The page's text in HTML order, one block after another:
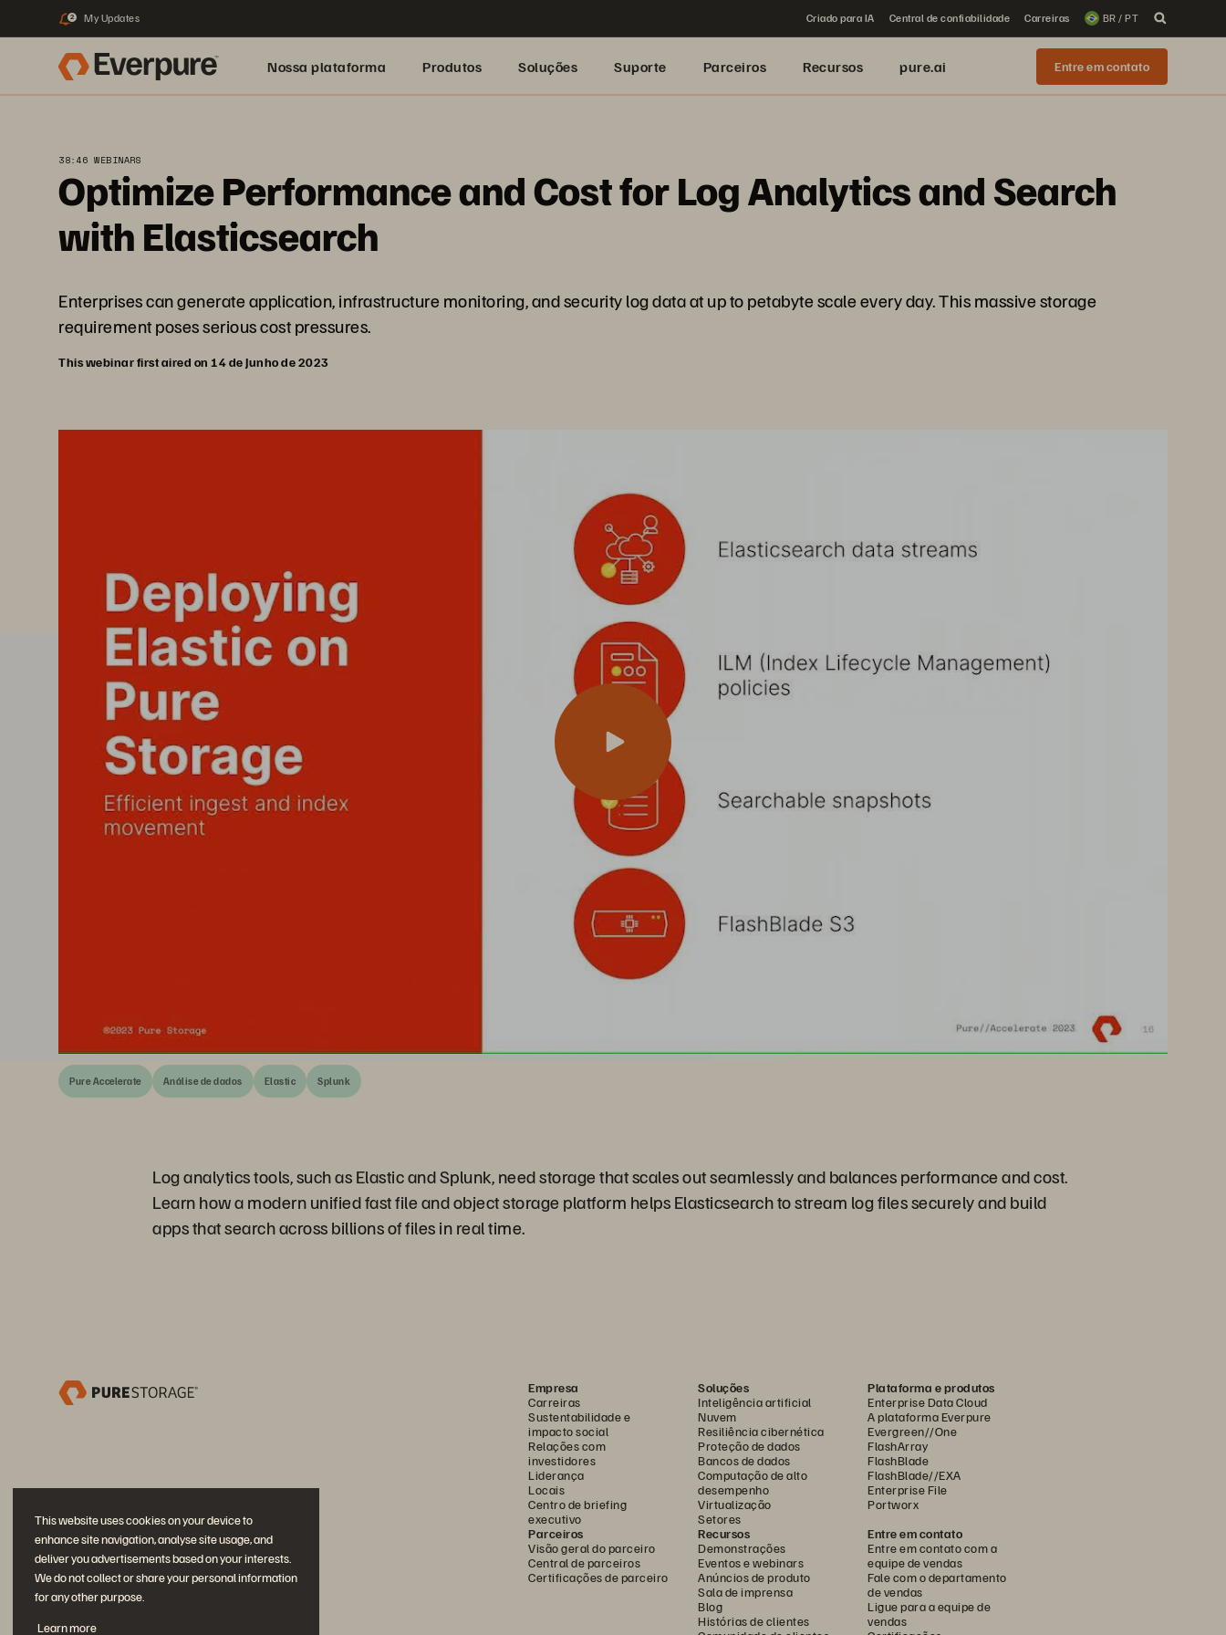
This website uses cookies on your device to
enhance site navigation, analyse site usage, and
deliver you advertisements based on your interests.
We do not collect or share your personal information
for any other purpose.
Learn more
2 My Updates Criado para IA Central de confiabilidade Carreiras BR / PT
Nossa plataforma Produtos Soluções Suporte Parceiros Recursos pure.ai Entre em contato
38:46 WEBINARS
Optimize Performance and Cost for Log Analytics and Search
with Elasticsearch
Enterprises can generate application, infrastructure monitoring, and security log data at up to petabyte scale every day. This massive storage
requirement poses serious cost pressures.
This webinar first aired on 14 de Junho de 2023
Pure Accelerate Análise de dados Elastic Splunk
Log analytics tools, such as Elastic and Splunk, need storage that scales out seamlessly and balances performance and cost.
Learn how a modern unified fast file and object storage platform helps Elasticsearch to stream log files securely and build
apps that search across billions of files in real time.
Empresa
Carreiras
Sustentabilidade e
impacto social
Relações com
investidores
Liderança
Locais
Centro de briefing
executivo
Soluções
Inteligência artificial
Nuvem
Resiliência cibernética
Proteção de dados
Bancos de dados
Computação de alto
desempenho
Virtualização
Setores
Plataforma e produtos
Enterprise Data Cloud
A plataforma Everpure
Evergreen//One
FlashArray
FlashBlade
FlashBlade//EXA
Enterprise File
Portworx
Parceiros
Visão geral do parceiro
Central de parceiros
Certificações de parceiro
Recursos
Demonstrações
Eventos e webinars
Anúncios de produto
Sala de imprensa
Blog
Histórias de clientes
Entre em contato
Entre em contato com a
equipe de vendas
Fale com o departamento
de vendas
Ligue para a equipe de
vendas
Participe da conversa